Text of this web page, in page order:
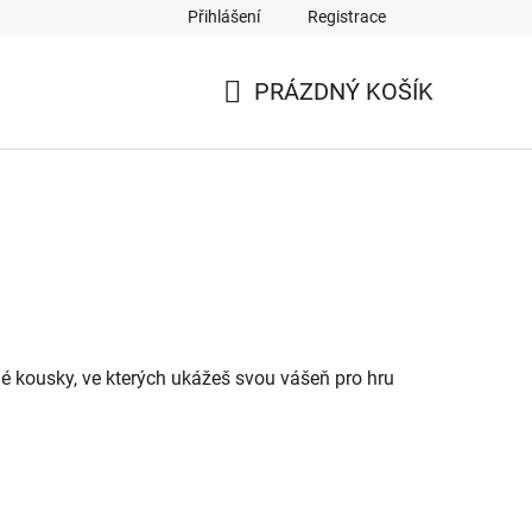
Přihlášení Registrace
PRÁZDNÝ KOŠÍK
kousky, ve kterých ukážeš svou vášeň pro hru